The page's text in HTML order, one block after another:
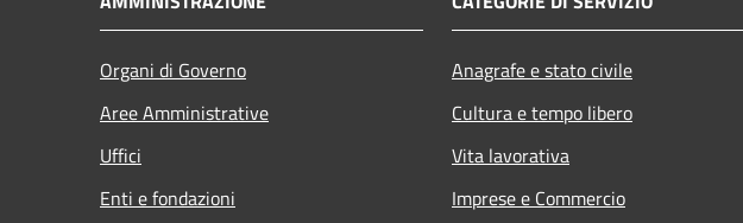
Organi di Governo
Aree Amministrative
Uffici
Enti e fondazioni
Anagrafe e stato civile
Cultura e tempo libero
Vita lavorativa
Imprese e Commercio